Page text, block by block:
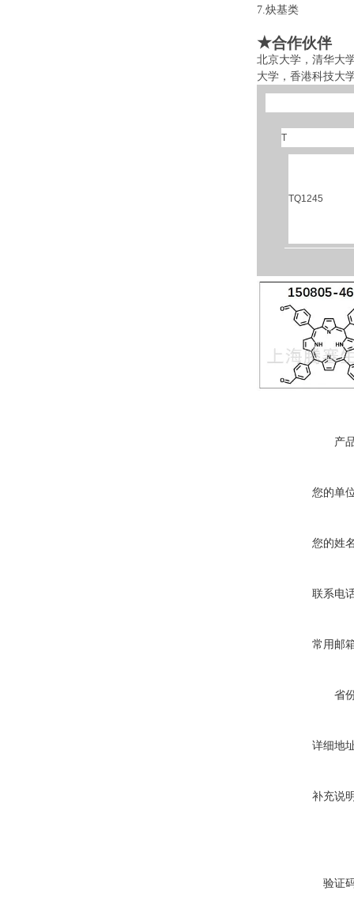
7.炔基类
★合作伙伴
北京大学，清华大
大学，香港科技大
T
TQ1245
产
您的单
您的姓
联系电
常用邮
省
详细地
补充说
验证